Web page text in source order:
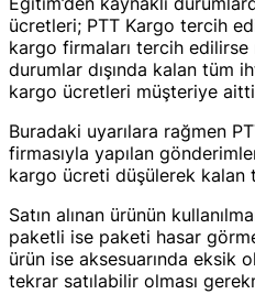
ücretleri; PTT Kargo tercih
kargo firmaları tercih
durumlar dışında kalan tüm
kargo ücretleri müşteriye
Buradaki uyarılara rağmen
firmasıyla yapılan
kargo ücreti düşülerek kalan
Satın alınan ürünün
paketli ise paketi hasar
ürün ise aksesuarında eksik
tekrar satılabilir olması